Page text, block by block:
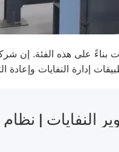
إدارة النفايات وإعادة
النفايات | نظام